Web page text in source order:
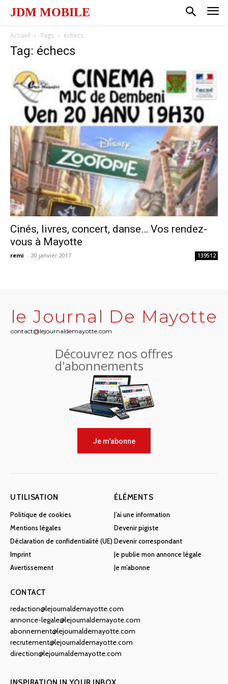
JDM MOBILE
Accueil Tags échecs
Tag: échecs
Cinés, livres, concert, danse… Vos rendez-
vous à Mayotte
remi - 20 janvier 2017 139512
le Journal De Mayotte
contact@lejournaldemayotte.com
Découvrez nos offres
d'abonnements
Je m'abonne
UTILISATION
Politique de cookies
Mentions légales
Déclaration de confidentialité (UE)
Imprint
Avertissement
ÉLÉMENTS
J’ai une information
Devenir pigiste
Devenir correspondant
Je publie mon annonce légale
Je m’abonne
CONTACT
redaction@lejournaldemayotte.com
annonce-legale@lejournaldemayote.com
abonnement@lejournaldemayotte.com
recrutement@lejournaldemayotte.com
direction@lejournaldemayotte.com